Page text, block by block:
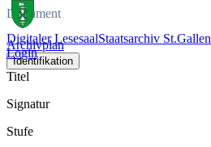
Digitaler LesesaalStaatsarchiv St.Gallen
Login
Dokument
Archivplan
Identifikation
Titel
Signatur
Stufe